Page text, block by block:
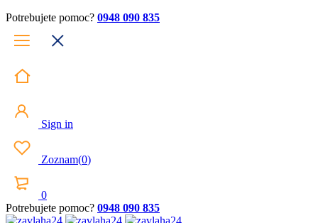
Potrebujete pomoc? 0948 090 835
Sign in
Zoznam(0)
0
Potrebujete pomoc? 0948 090 835